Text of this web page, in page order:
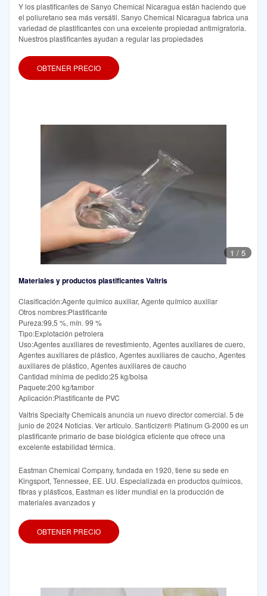
Y los plastificantes de Sanyo Chemical Nicaragua están haciendo que
el poliuretano sea más versátil. Sanyo Chemical Nicaragua fabrica una
variedad de plastificantes con una excelente propiedad antimigratoria.
Nuestros plastificantes ayudan a regular las propiedades
OBTENER PRECIO
1 / 5
Materiales y productos plastificantes Valtris
Clasificación:Agente químico auxiliar, Agente químico auxiliar
Otros nombres:Plastificante
Pureza:99,5 %, mín. 99 %
Tipo:Explotación petrolera
Uso:Agentes auxiliares de revestimiento, Agentes auxiliares de cuero,
Agentes auxiliares de plástico, Agentes auxiliares de caucho, Agentes
auxiliares de plástico, Agentes auxiliares de caucho
Cantidad mínima de pedido:25 kg/bolsa
Paquete:200 kg/tambor
Aplicación:Plastificante de PVC
Valtris Specialty Chemicals anuncia un nuevo director comercial. 5 de
junio de 2024 Noticias. Ver artículo. Santicizer® Platinum G-2000 es un
plastificante primario de base biológica eficiente que ofrece una
excelente estabilidad térmica.
Eastman Chemical Company, fundada en 1920, tiene su sede en
Kingsport, Tennessee, EE. UU. Especializada en productos químicos,
fibras y plásticos, Eastman es líder mundial en la producción de
materiales avanzados y
OBTENER PRECIO